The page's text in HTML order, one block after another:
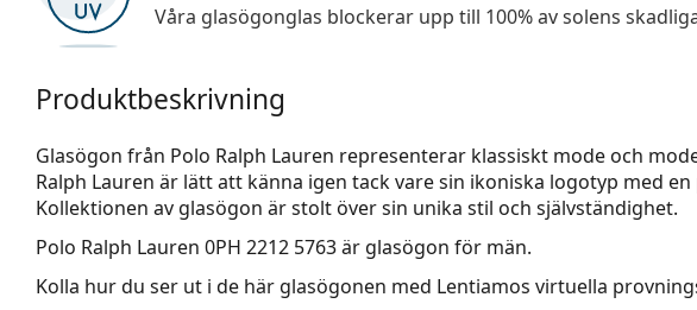
Våra glasögonglas blockerar upp till 100% av solens
Produktbeskrivning
Glasögon från Polo Ralph Lauren representerar klassiskt mode och
Ralph Lauren är lätt att känna igen tack vare sin ikoniska logotyp med
Kollektionen av glasögon är stolt över sin unika stil och självständighet.
Polo Ralph Lauren 0PH 2212 5763är glasögon för män.
Kolla hur du ser ut i de här glasögonen med Lentiamos virtuella